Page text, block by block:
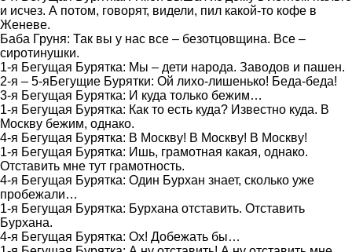
и исчез. А потом, говорят, видели, пил какой-то кофе в
Женеве.
Баба Груня: Так вы у нас все – безотцовщина. Все –
сиротинушки.
1-я Бегущая Бурятка: Мы – дети народа. Заводов и пашен.
2-я – 5-яБегущие Бурятки: Ой лихо-лишенько! Беда-беда!
3-я Бегущая Бурятка: И куда только бежим…
1-я Бегущая Бурятка: Как то есть куда? Известно куда. В
Москву бежим, однако.
4-я Бегущая Бурятка: В Москву! В Москву! В Москву!
1-я Бегущая Бурятка: Ишь, грамотная какая, однако.
Отставить мне тут грамотность.
4-я Бегущая Бурятка: Один Бурхан знает, сколько уже
пробежали…
1-я Бегущая Бурятка: Бурхана отставить. Отставить
Бурхана.
4-я Бегущая Бурятка: Ох! Добежать бы…